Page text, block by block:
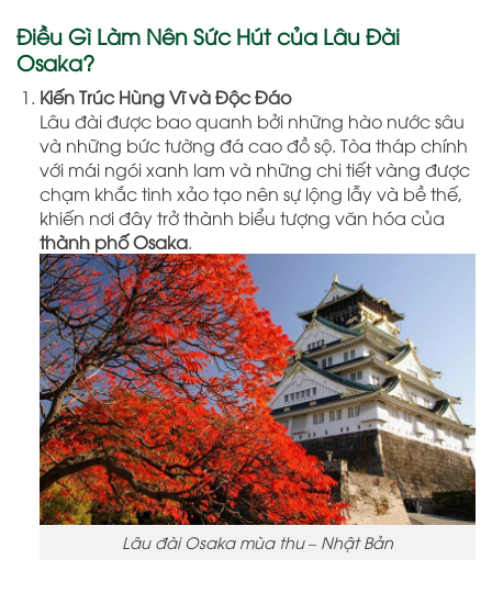
Điều Gì Làm Nên Sức Hút của Lâu Đài
Osaka?
Kiến Trúc Hùng Vĩ và Độc Đáo
Lâu đài được bao quanh bởi những hào nước sâu
và những bức tường đá cao đồ sộ. Tòa tháp chính
với mái ngói xanh lam và những chi tiết vàng được
chạm khắc tinh xảo tạo nên sự lộng lẫy và bề thế,
khiến nơi đây trở thành biểu tượng văn hóa của
thành phố Osaka.
Lâu đài Osaka mùa thu – Nhật Bản